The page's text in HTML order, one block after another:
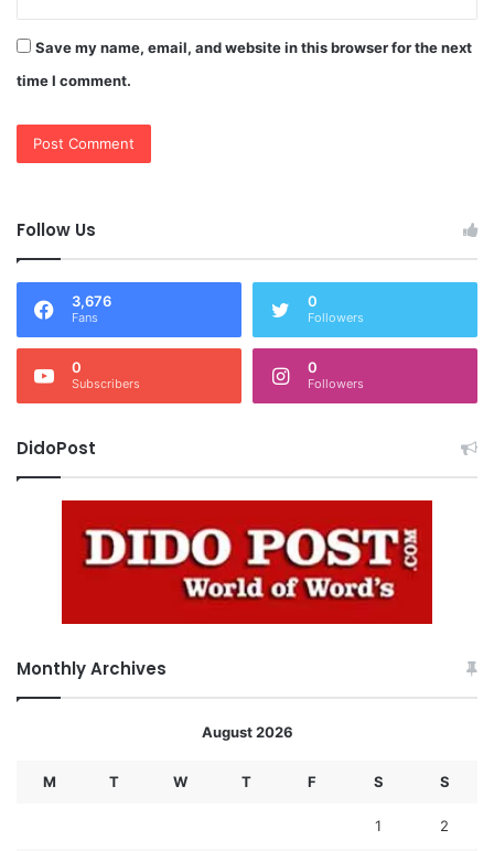
Save my name, email, and website in this browser for the next
time I comment.
Follow Us
3,676
Fans
0
Followers
0
Subscribers
0
Followers
DidoPost
Monthly Archives
August 2026
M T W T F S S
1 2